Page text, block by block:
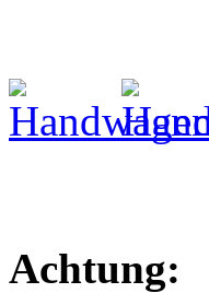
Achtung: